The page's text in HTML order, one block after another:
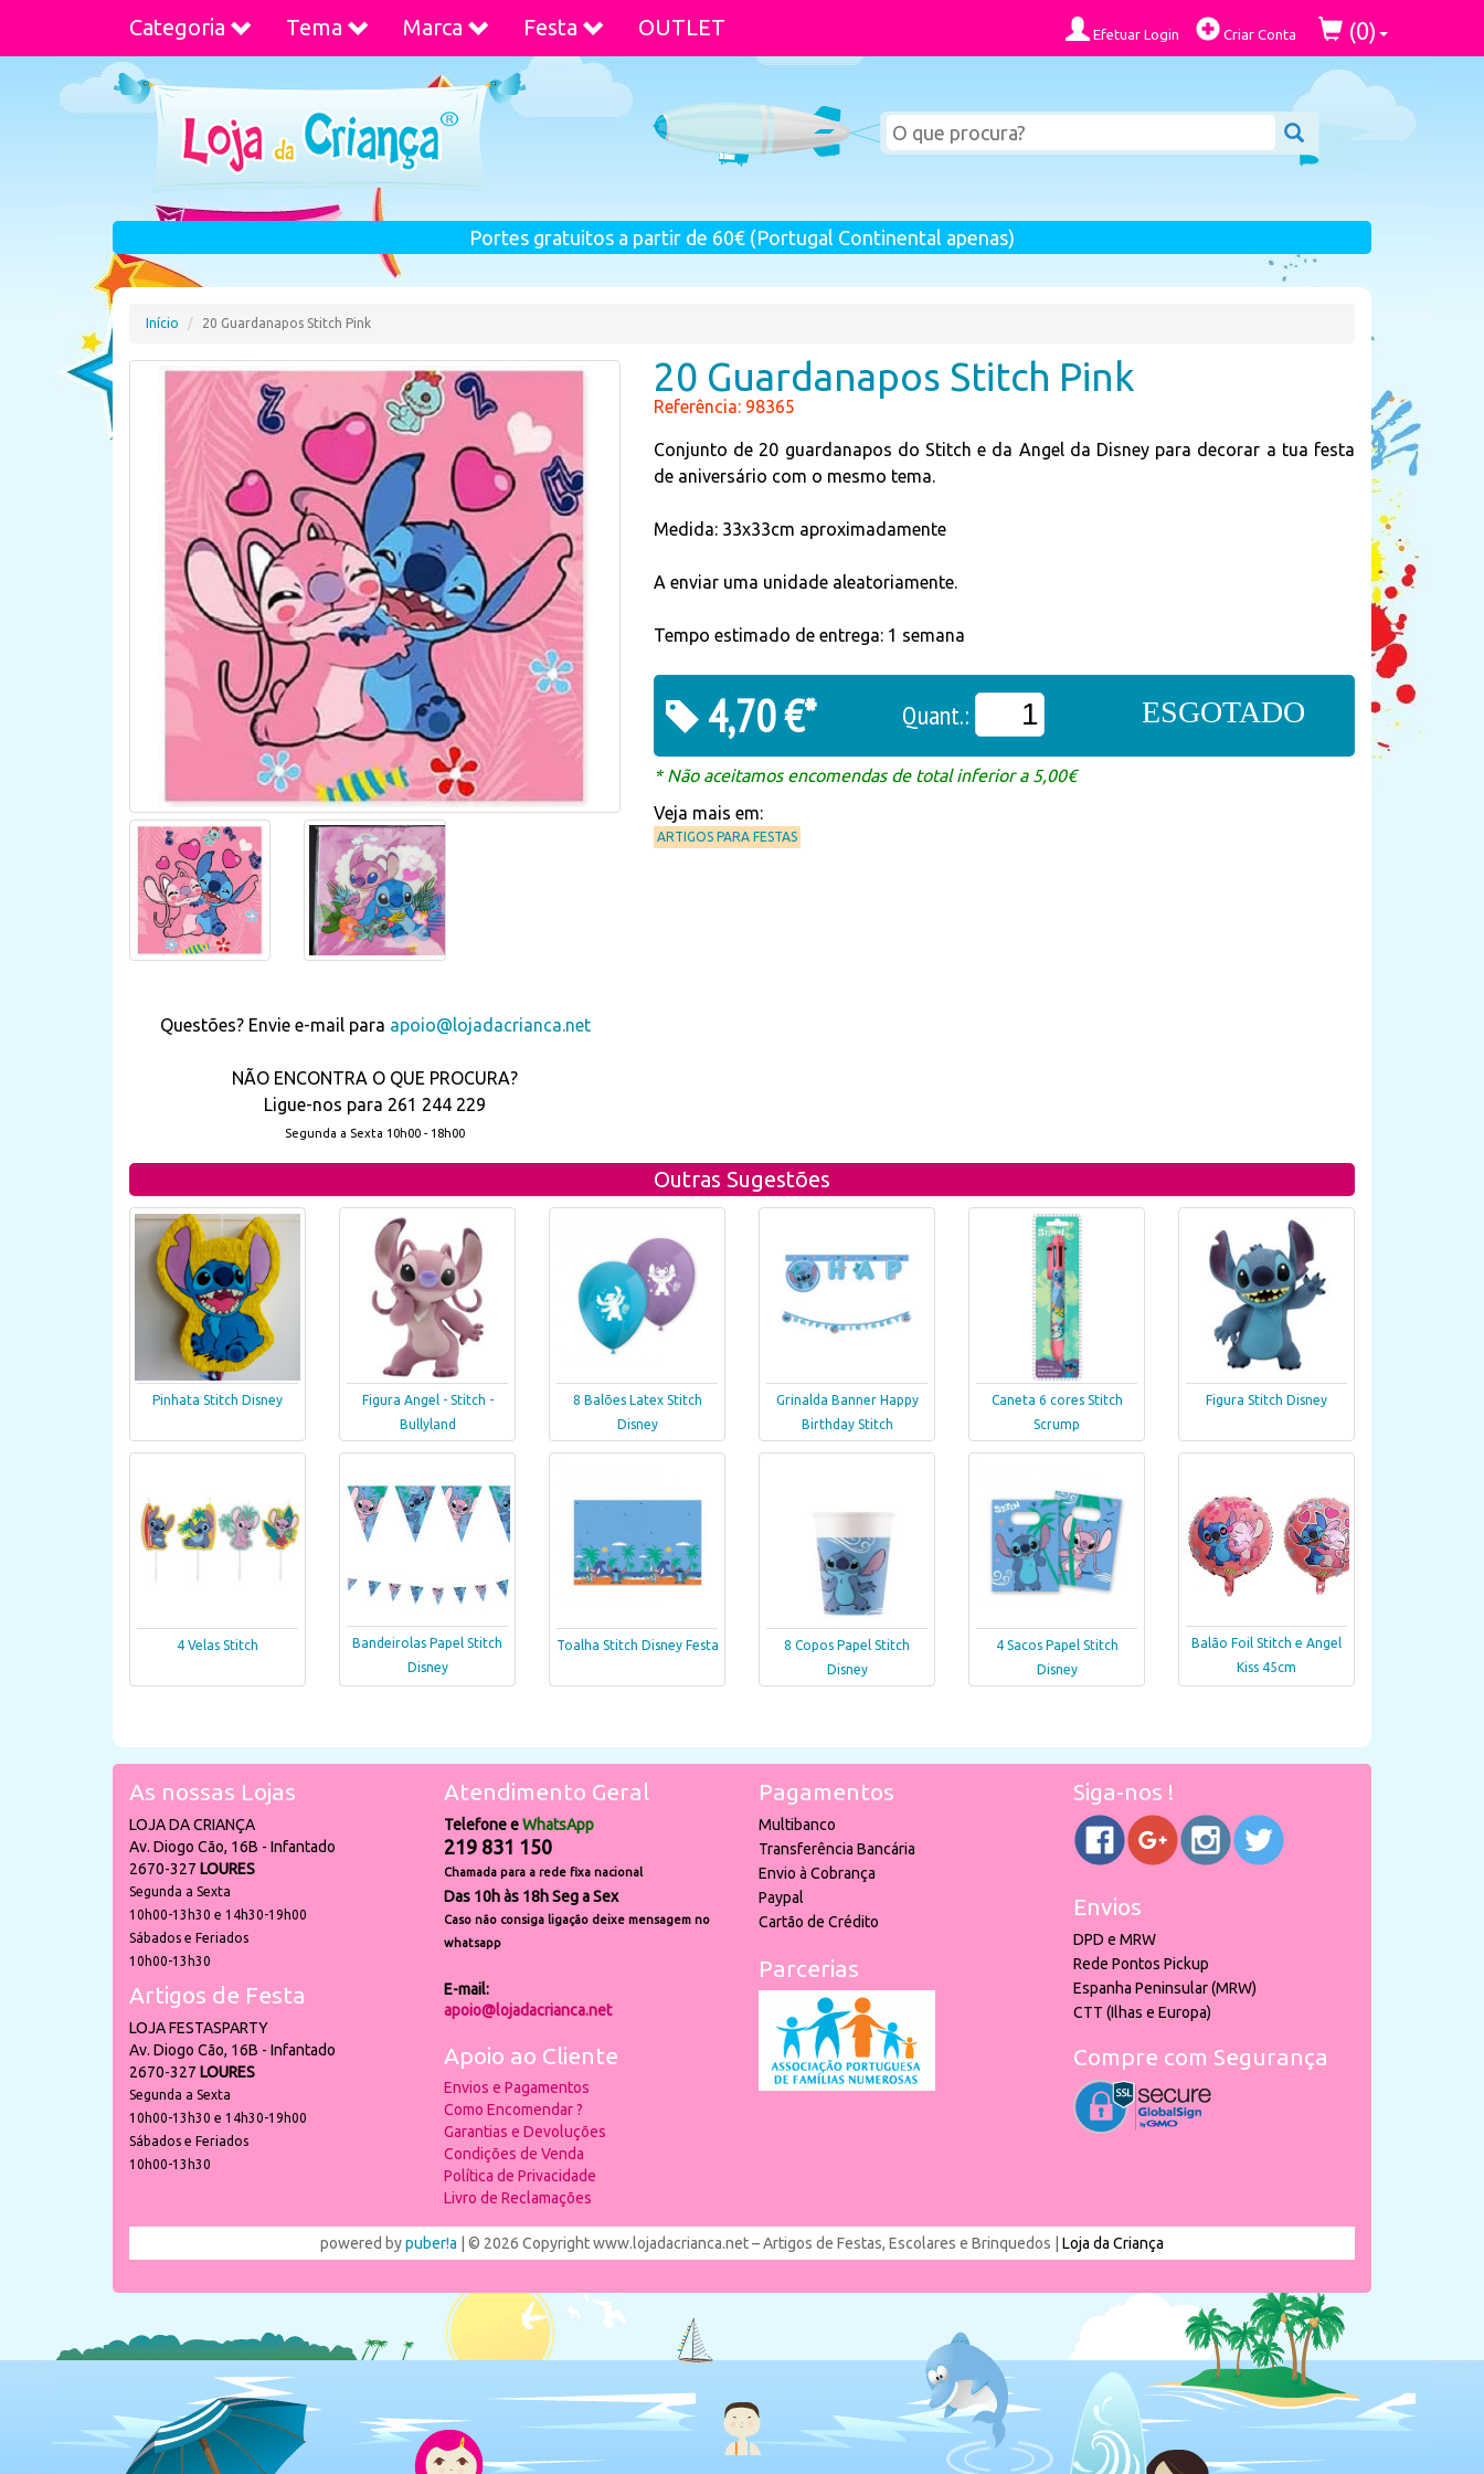
Categoria Tema Marca Festa OUTLET Efetuar Login Criar Conta (0)
Portes gratuitos a partir de 60€ (Portugal Continental apenas)
Início 20 Guardanapos Stitch Pink
Questões? Envie e-mail para apoio@lojadacrianca.net
NÃO ENCONTRA O QUE PROCURA?
Ligue-nos para 261 244 229
Segunda a Sexta 10h00 - 18h00
20 Guardanapos Stitch Pink
Referência: 98365
Conjunto de 20 guardanapos do Stitch e da Angel da Disney para decorar a tua festa
de aniversário com o mesmo tema.
Medida: 33x33cm aproximadamente
A enviar uma unidade aleatoriamente.
Tempo estimado de entrega: 1 semana
4,70 €* Quant.: ESGOTADO
* Não aceitamos encomendas de total inferior a 5,00€
Veja mais em:
ARTIGOS PARA FESTAS
Outras Sugestões
Pinhata Stitch Disney
Figura Angel - Stitch -
Bullyland
8 Balões Latex Stitch
Disney
Grinalda Banner Happy
Birthday Stitch
Caneta 6 cores Stitch
Scrump
Figura Stitch Disney
4 Velas Stitch
Bandeirolas Papel Stitch
Disney
Toalha Stitch Disney Festa
8 Copos Papel Stitch
Disney
4 Sacos Papel Stitch
Disney
Balão Foil Stitch e Angel
Kiss 45cm
As nossas Lojas
LOJA DA CRIANÇA
Av. Diogo Cão, 16B - Infantado
2670-327 LOURES
Segunda a Sexta
10h00-13h30 e 14h30-19h00
Sábados e Feriados
10h00-13h30
Artigos de Festa
LOJA FESTASPARTY
Av. Diogo Cão, 16B - Infantado
2670-327 LOURES
Segunda a Sexta
10h00-13h30 e 14h30-19h00
Sábados e Feriados
10h00-13h30
Atendimento Geral
Telefone eWhatsApp
219 831 150
Chamada para a rede fixa nacional
Das 10h às 18h Seg a Sex
Caso não consiga ligação deixe mensagem no
whatsapp
E-mail:
apoio@lojadacrianca.net
Apoio ao Cliente
Envios e Pagamentos
Como Encomendar ?
Garantias e Devoluções
Condições de Venda
Política de Privacidade
Livro de Reclamações
Pagamentos
Multibanco
Transferência Bancária
Envio à Cobrança
Paypal
Cartão de Crédito
Parcerias
Siga-nos !
Envios
DPD e MRW
Rede Pontos Pickup
Espanha Peninsular (MRW)
CTT (Ilhas e Europa)
Compre com Segurança
powered bypuber!a | © 2026 Copyright www.lojadacrianca.net – Artigos de Festas, Escolares e Brinquedos | Loja da Criança